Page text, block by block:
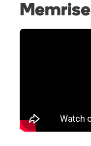
Memrise